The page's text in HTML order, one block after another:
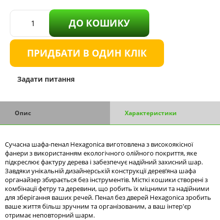
ДО КОШИКУ
ПРИДБАТИ В ОДИН КЛІК
Задати питання
Опис Характеристики
Сучасна шафа-пенал Hexagonica виготовлена з високоякісної
фанери з використанням екологічного олійного покриття, яке
підкреслює фактуру дерева і забезпечує надійний захисний шар.
Завдяки унікальній дизайнерській конструкції дерев’яна шафа
органайзер збирається без інструментів. Місткі кошики створені з
комбінації фетру та деревини, що робить їх міцними та надійними
для зберігання ваших речей. Пенал без дверей Hexagonica зробить
ваше життя більш зручним та організованим, а ваш інтер'єр
отримає неповторний шарм.